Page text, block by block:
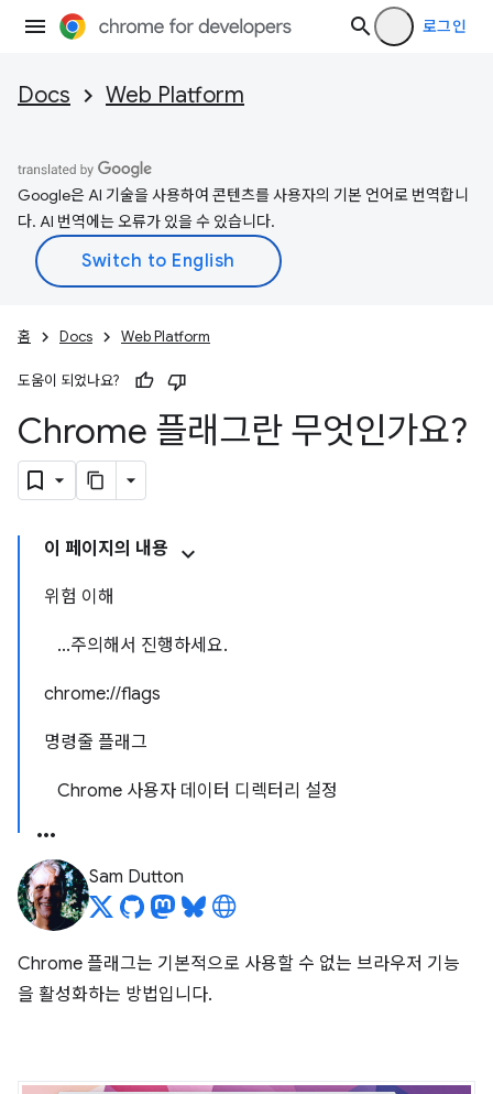
로그인
Docs Web Platform
Google은 AI 기술을 사용하여 콘텐츠를 사용자의 기본 언어로 번역합니
다. AI 번역에는 오류가 있을 수 있습니다.
홈 Docs Web Platform
도움이 되었나요?
Chrome 플래그란 무엇인가요?
이 페이지의 내용
위험 이해
...주의해서 진행하세요.
chrome://flags
명령줄 플래그
Chrome 사용자 데이터 디렉터리 설정
Sam Dutton
Chrome 플래그는 기본적으로 사용할 수 없는 브라우저 기능
을 활성화하는 방법입니다.